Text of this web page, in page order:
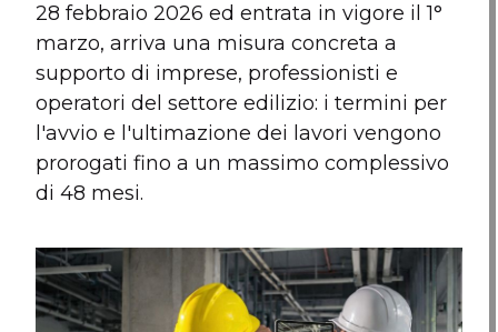
28 febbraio 2026 ed entrata in vigore il 1°
marzo, arriva una misura concreta a
supporto di imprese, professionisti e
operatori del settore edilizio: i termini per
l'avvio e l'ultimazione dei lavori vengono
prorogati fino a un massimo complessivo
di 48 mesi.